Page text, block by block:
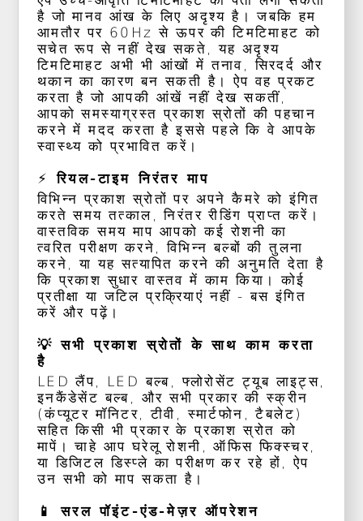
है जो मानव आंख के लिए अदृश्य है। जबकि हम
आमतौर पर 60Hz से ऊपर की टिमटिमाहट को
सचेत रूप से नहीं देख सकते, यह अदृश्य
टिमटिमाहट अभी भी आंखों में तनाव, सिरदर्द और
थकान का कारण बन सकती है। ऐप वह प्रकट
करता है जो आपकी आंखें नहीं देख सकतीं,
आपको समस्याग्रस्त प्रकाश स्रोतों की पहचान
करने में मदद करता है इससे पहले कि वे आपके
स्वास्थ्य को प्रभावित करें।
⚡ रियल-टाइम निरंतर माप
विभिन्न प्रकाश स्रोतों पर अपने कैमरे को इंगित
करते समय तत्काल, निरंतर रीडिंग प्राप्त करें।
वास्तविक समय माप आपको कई रोशनी का
त्वरित परीक्षण करने, विभिन्न बल्बों की तुलना
करने, या यह सत्यापित करने की अनुमति देता है
कि प्रकाश सुधार वास्तव में काम किया। कोई
प्रतीक्षा या जटिल प्रक्रियाएं नहीं - बस इंगित
करें और पढ़ें।
💡 सभी प्रकाश स्रोतों के साथ काम करता
है
LED लैंप, LED बल्ब, फ्लोरोसेंट ट्यूब लाइट्स,
इनकैंडेसेंट बल्ब, और सभी प्रकार की स्क्रीन
(कंप्यूटर मॉनिटर, टीवी, स्मार्टफोन, टैबलेट)
सहित किसी भी प्रकार के प्रकाश स्रोत को
मापें। चाहे आप घरेलू रोशनी, ऑफिस फिक्स्चर,
या डिजिटल डिस्प्ले का परीक्षण कर रहे हों, ऐप
उन सभी को माप सकता है।
📱 सरल पॉइंट-एंड-मेज़र ऑपरेशन